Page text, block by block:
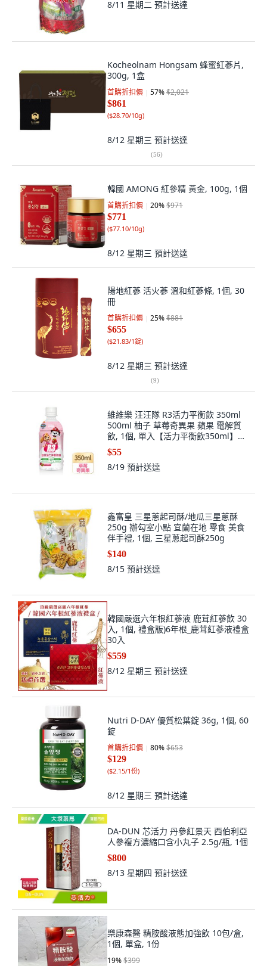
8/11 星期二 預計送達
Kocheolnam Hongsam 蜂蜜紅蔘片,
300g, 1盒
首購折扣價 57%$2,021
$861
($28.70/10g)
8/12 星期三 預計送達
(56)
韓國 AMONG 紅參精 黃金, 100g, 1個
首購折扣價 20%$971
$771
($77.10/10g)
8/12 星期三 預計送達
陽地紅蔘 活火蔘 溫和紅蔘條, 1個, 30
冊
首購折扣價 25%$881
$655
($21.83/1錠)
8/12 星期三 預計送達
(9)
維維樂 汪汪隊 R3活力平衡飲 350ml
500ml 柚子 草莓奇異果 蘋果 電解質
飲, 1個, 單入【活力平衡飲350ml】草
莓奇異果
$55
8/19 預計送達
鑫富皇 三星蔥起司酥/地瓜三星蔥酥
250g 辦勾室小點 宜蘭在地 零食 美食
伴手禮, 1個, 三星蔥起司酥250g
$140
8/15 預計送達
韓國嚴選六年根紅蔘液 鹿茸紅蔘飲 30
入, 1個, 禮盒版)6年根_鹿茸紅蔘液禮盒
30入
$559
8/12 星期三 預計送達
Nutri D-DAY 優質松葉錠 36g, 1個, 60
錠
首購折扣價 80%$653
$129
($2.15/1份)
8/12 星期三 預計送達
DA-DUN 芯活力 丹參紅景天 西伯利亞
人參複方濃縮口含小丸子 2.5g/瓶, 1個
$800
8/13 星期四 預計送達
樂康森醫 精胺酸液態加強飲 10包/盒,
1個, 單盒, 1份
19%$399